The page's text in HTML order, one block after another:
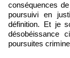
conséquences
poursuivi en
définition. Et je
désobéissance
poursuites